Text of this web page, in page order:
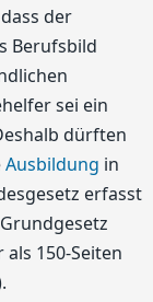
der
Berufsbild
sei ein
dürften
Ausbildung in
erfasst
150-Seiten